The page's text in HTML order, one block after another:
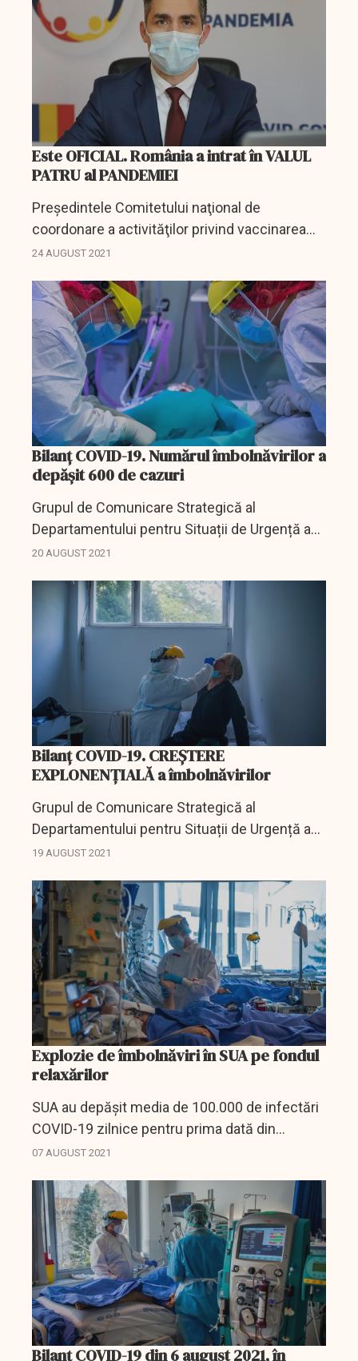
Este OFICIAL. România a intrat în VALUL
PATRU al PANDEMIEI
Preşedintele Comitetului naţional de
coordonare a activităţilor privind vaccinarea
împotriva SARS-CoV-2, Valeriu Gheorghiţă, a
patru al...
24 AUGUST 2021
Bilanț COVID-19. Numărul îmbolnăvirilor a
depășit 600 de cazuri
Grupul de Comunicare Strategică al
Departamentului pentru Situații de Urgență a
dat publicității cel mai recent bilanț al
20 AUGUST 2021
Bilanț COVID-19. CREȘTERE
EXPLONENȚIALĂ a îmbolnăvirilor
Grupul de Comunicare Strategică al
Departamentului pentru Situații de Urgență a
dat publicității cel mai recent bilanț al
19 AUGUST 2021
Explozie de îmbolnăviri în SUA pe fondul
relaxărilor
SUA au depășit media de 100.000 de infectări
COVID-19 zilnice pentru prima dată din
februarie. Spitalizările au crescut și ele cu 40%
07 AUGUST 2021
Bilanț COVID-19 din 6 august 2021, în